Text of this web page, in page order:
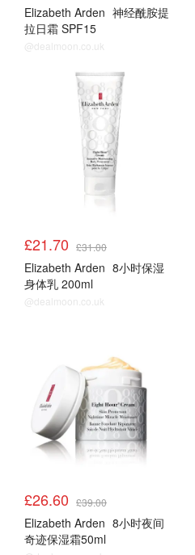
Elizabeth Arden 神经酰胺提
拉日霜 SPF15
@dealmoon.co.uk
£21.70 £31.00
Elizabeth Arden 8小时保湿
身体乳 200ml
@dealmoon.co.uk
£26.60 £39.00
Elizabeth Arden 8小时夜间
奇迹保湿霜50ml